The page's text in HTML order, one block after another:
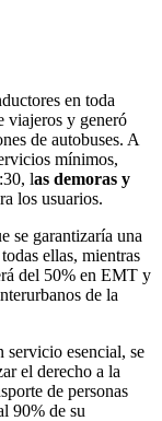
en toda
viajeros y generó
de autobuses. A
mínimos,
las demoras y
los usuarios.
se garantizaría una
ellas, mientras
del 50% en EMT y
de la
servicio esencial, se
el derecho a la
de personas
90% de su